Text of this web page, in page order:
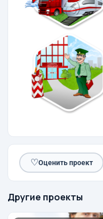
♡Оценить проект
Другие проекты